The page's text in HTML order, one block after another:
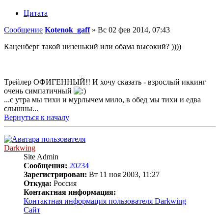
Цитата
Сообщение Kotenok_gaff» Вс 02 фев 2014, 07:43
Каценберг такой низенький или обама высокий? ))))
Трейлер ОФИГЕННЫЙ!! И хочу сказать - взрослый иккинг
очень симпатичный
...с утра мы тихи и мурлычем мило, в обед мы тихи и едва
слышны...
Вернуться к началу
Darkwing
Site Admin
Сообщения: 20234
Зарегистрирован: Вт 11 ноя 2003, 11:27
Откуда: Россия
Контактная информация:
Контактная информация пользователя Darkwing
Сайт